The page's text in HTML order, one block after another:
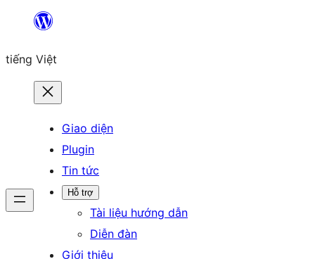
Chuyển
phần
tiếng Việt
Giao diện
Plugin
Tin tức
Hỗ trợ
Tài liệu hướng dẫn
Diễn đàn
Giới thiệu